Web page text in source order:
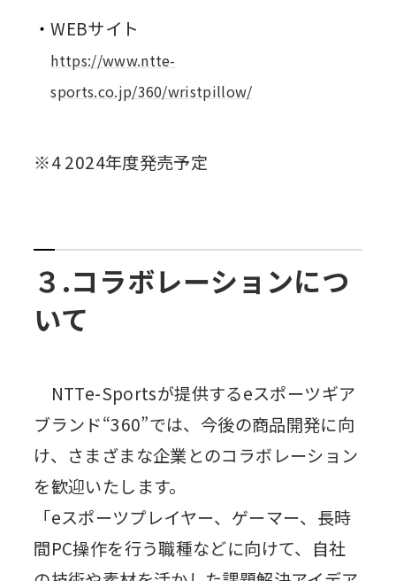
WEBサイト
https://www.ntte-
sports.co.jp/360/wristpillow/
※4 2024年度発売予定
３.コラボレーションにつ
いて
NTTe-Sportsが提供するeスポーツギア
ブランド“360”では、今後の商品開発に向
け、さまざまな企業とのコラボレーション
を歓迎いたします。
「eスポーツプレイヤー、ゲーマー、長時
間PC操作を行う職種などに向けて、自社